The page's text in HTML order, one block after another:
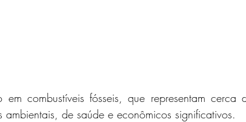
combustíveis fósseis, que representam cerca
de saúde e econômicos significativos.